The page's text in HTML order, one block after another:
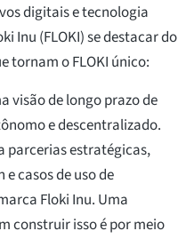
digitais e tecnologia
Inu (FLOKI) se destacar do
tornam o FLOKI único:
visão de longo prazo de
e descentralizado.
parcerias estratégicas,
casos de uso de
Floki Inu. Uma
construir isso é por meio